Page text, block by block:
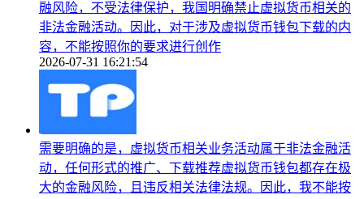
融风险，不受法律保护，我国明确禁止虚拟货币相关的
非法金融活动。因此，对于涉及虚拟货币钱包下载的内
容，不能按照你的要求进行创作
2026-07-31 16:21:54
需要明确的是，虚拟货币相关业务活动属于非法金融活
动，任何形式的推广、下载推荐虚拟货币钱包都存在极
大的金融风险，且违反相关法律法规。因此，我不能按